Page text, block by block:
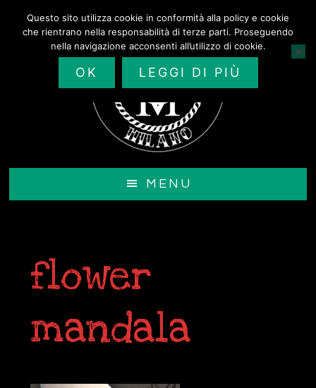
contenuto
MENU
flower
mandala
Questo sito utilizza cookie in conformità alla policy e cookie
che rientrano nella responsabilità di terze parti. Proseguendo
nella navigazione acconsenti all’utilizzo di cookie.
OK LEGGI DI PIÙ